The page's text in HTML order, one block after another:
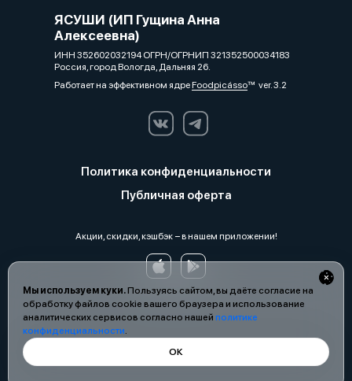
Мы используем куки.Пользуясь сайтом, вы даёте согласие на
обработку файлов cookie вашего браузера и использование
аналитических сервисов согласно нашей политике
конфиденциальности.
ОК
ЯСУШИ (ИП Гущина Анна
Алексеевна)
ИНН 352602032194 ОГРН/ОГРНИП 321352500034183
Россия, город Вологда, Дальняя 26.
Работает на эффективном ядреFoodpicássover. 3.2
Политика конфиденциальности
Публичная оферта
Акции, скидки, кэшбэк − в нашем приложении!